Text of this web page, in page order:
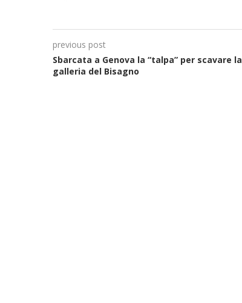
previous post
Sbarcata a Genova la “talpa” per scavare la
galleria del Bisagno